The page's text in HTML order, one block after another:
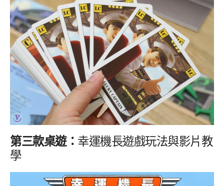
第三款桌遊： 幸運機長遊戲玩法與影片教
學